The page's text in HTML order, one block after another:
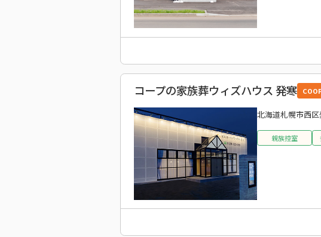
コープの家族葬ウィズハウス 発寒
北海道札幌市西
親族控室